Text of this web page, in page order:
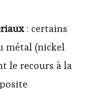
: certains
métal (nickel
le recours à la